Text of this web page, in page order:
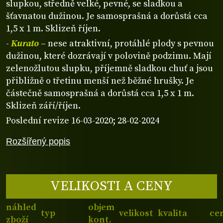
Rozšířený popis
slupkou, středně velké, pevné, se sladkou a
šťavnatou dužinou. Je samosprašná a dorůstá cca
1,5 x 1 m. Sklizeň říjen.
- Kurato – nese atraktivní, protáhlé plody s pevnou
dužinou, které dozrávají v polovině podzimu. Mají
zelenožlutou slupku, příjemně sladkou chuť a jsou
přibližně o třetinu menší než běžné hrušky. Je
částečně samosprašná a dorůstá cca 1,5 x 1 m.
Sklizeň září/říjen.
Poslední revize 16-03-2020; 28-02-2024
VELIKOSTI A CENY
náhled
zboží
typ
objem
kont.
velikost kvalita